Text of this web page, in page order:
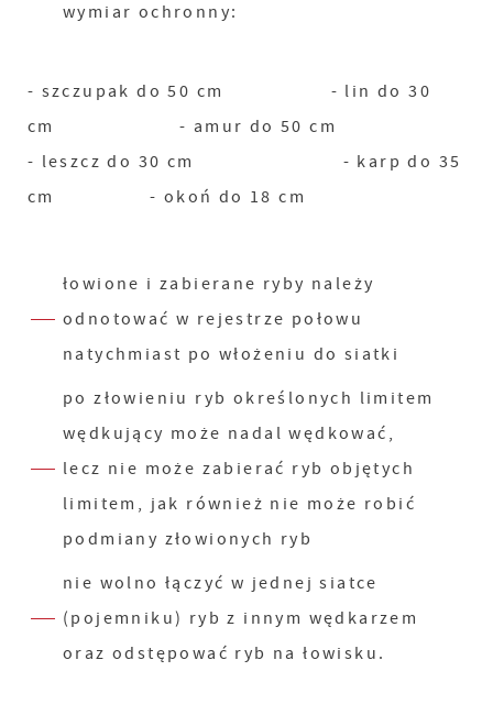
wymiar ochronny:
- szczupak do 50 cm - lin do 30
cm - amur do 50 cm
- leszcz do 30 cm - karp do 35
cm - okoń do 18 cm
łowione i zabierane ryby należy
odnotować w rejestrze połowu
natychmiast po włożeniu do siatki
po złowieniu ryb określonych limitem
wędkujący może nadal wędkować,
lecz nie może zabierać ryb objętych
limitem, jak również nie może robić
podmiany złowionych ryb
nie wolno łączyć w jednej siatce
(pojemniku) ryb z innym wędkarzem
oraz odstępować ryb na łowisku.